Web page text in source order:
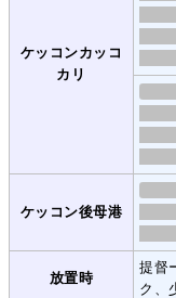
ケッコンカッコ
カリ
ケッコン後母港
放置時
提督
ク、